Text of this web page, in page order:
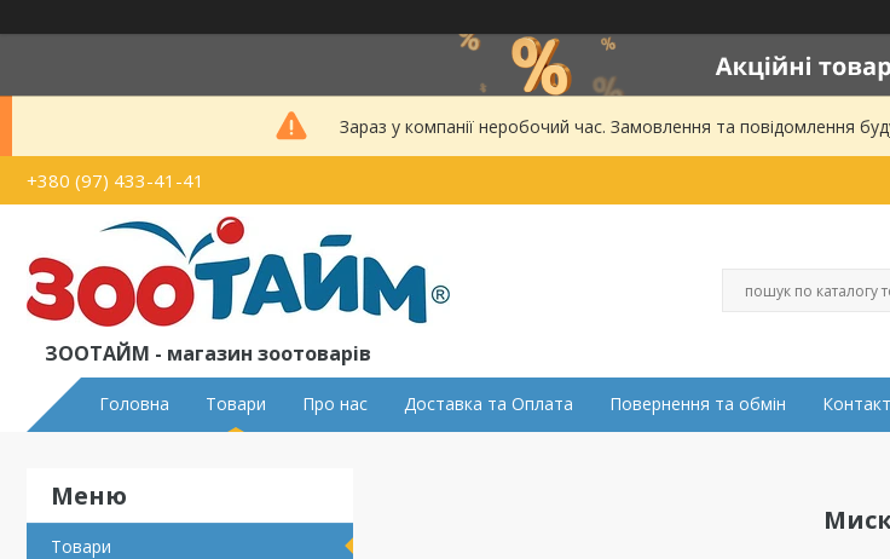
Зараз у компанії неробочий час. Замовлення та повідомлення
+380 (97) 433-41-41
ЗООТАЙМ - магазин зоотоварів
Головна Товари Про нас Доставка та Оплата Повернення та обмін
Товари